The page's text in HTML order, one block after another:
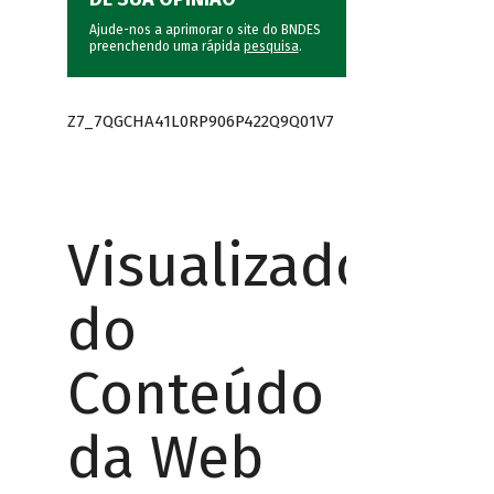
Ajude-nos a aprimorar o site do BNDES
preenchendo uma rápida pesquisa.
Z7_7QGCHA41L0RP906P422Q9Q01V7
Visualizador
do
Conteúdo
da Web